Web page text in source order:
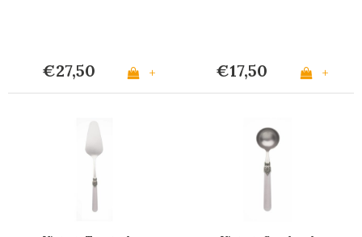
€27,50 + €17,50 +